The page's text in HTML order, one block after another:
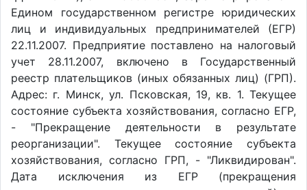
Едином государственном регистре юридических
лиц и индивидуальных предпринимателей (ЕГР)
22.11.2007. Предприятие поставлено на налоговый
учет 28.11.2007, включено в Государственный
реестр плательщиков (иных обязанных лиц) (ГРП).
Адрес: г. Минск, ул. Псковская, 19, кв. 1. Текущее
состояние субъекта хозяйствования, согласно ЕГР,
- "Прекращение деятельности в результате
реорганизации". Текущее состояние субъекта
хозяйствования, согласно ГРП, - "Ликвидирован".
Дата исключения из ЕГР (прекращения